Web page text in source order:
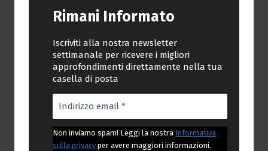
Rimani Informato
Iscriviti alla nostra newsletter
settimanale per ricevere i migliori
approfondimenti direttamente nella tua
casella di posta
Non inviamo spam! Leggi la nostra Informativa
sulla privacy per avere maggiori informazioni.